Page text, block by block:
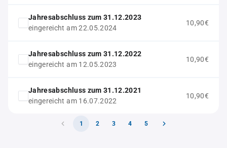
Jahresabschluss zum 31.12.2023
eingereicht am 22.05.2024
10,90€
Jahresabschluss zum 31.12.2022
eingereicht am 12.05.2023
10,90€
Jahresabschluss zum 31.12.2021
eingereicht am 16.07.2022
10,90€
1 2 3 4 5